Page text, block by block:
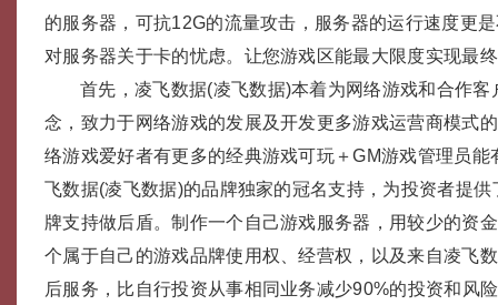
的服务器，可抗12G的流量攻击，服务器的运行速度更
对服务器关于卡的忧虑。让您游戏区能最大限度实现最
首先，凌飞数据(凌飞数据)本着为网络游戏和合作客
念，致力于网络游戏的发展及开发更多游戏运营商模式
络游戏爱好者有更多的经典游戏可玩＋GM游戏管理员能
飞数据(凌飞数据)的品牌独家的冠名支持，为投资者提
牌支持做后盾。制作一个自己游戏服务器，用较少的资
个属于自己的游戏品牌使用权、经营权，以及来自凌飞
后服务，比自行投资从事相同业务减少90%的投资和风